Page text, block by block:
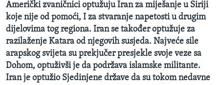
Jezici
Američki zvaničnici optužuju Iran za miješanje u Siriji
koje nije od pomoći, I za stvaranje napetosti u drugim
dijelovima tog regiona. Iran se također optužuje za
razilaženje Katara od njegovih susjeda. Najveće sile
arapskog svijeta su prekjučer presjekle svoje veze sa
Dohom, optuživši je da podržava islamske militante.
Iran je optužio Sjedinjene države da su tokom nedavne